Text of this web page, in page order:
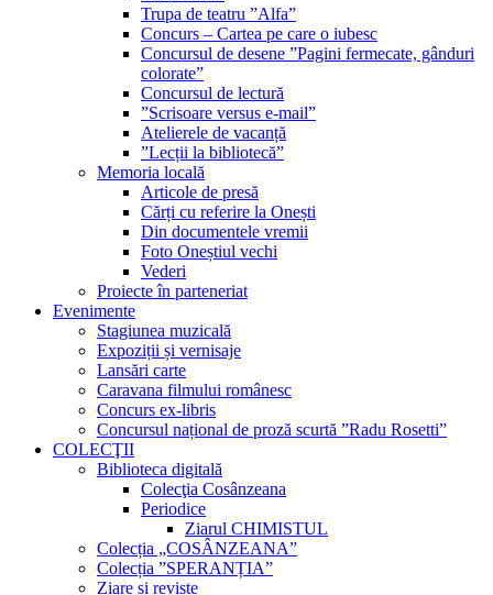
Trupa de teatru ”Alfa”
Concurs – Cartea pe care o iubesc
Concursul de desene ”Pagini fermecate, gânduri
colorate”
Concursul de lectură
”Scrisoare versus e-mail”
Atelierele de vacanță
”Lecții la bibliotecă”
Memoria locală
Articole de presă
Cărți cu referire la Onești
Din documentele vremii
Foto Oneștiul vechi
Vederi
Proiecte în parteneriat
Evenimente
Stagiunea muzicală
Expoziții și vernisaje
Lansări carte
Caravana filmului românesc
Concurs ex-libris
Concursul național de proză scurtă ”Radu Rosetti”
COLECŢII
Biblioteca digitală
Colecţia Cosânzeana
Periodice
Ziarul CHIMISTUL
Colecția „COSÂNZEANA”
Colecția ”SPERANȚIA”
Ziare și reviste